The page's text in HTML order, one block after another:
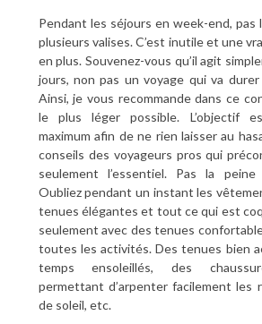
Pendant les séjours en week-end, pas
plusieurs valises. C’est inutile et une
en plus. Souvenez-vous qu’il agit
jours, non pas un voyage qui va
Ainsi, je vous recommande dans ce
le plus léger possible. L’objectif
maximum afin de ne rien laisser au
conseils des voyageurs pros qui
seulement l’essentiel. Pas la
Oubliez pendant un instant les
tenues élégantes et tout ce qui est
seulement avec des tenues
toutes les activités. Des tenues bien
temps ensoleillés, des
permettant d’arpenter facilement les
de soleil, etc.